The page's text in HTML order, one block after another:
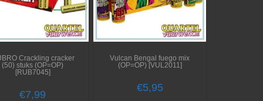
Crackling cracker
(50) stuks (OP=OP)
[RUB7045]
€7,99
Vulcan Bengal fuego mix
(OP=OP) [VUL2011]
€5,95